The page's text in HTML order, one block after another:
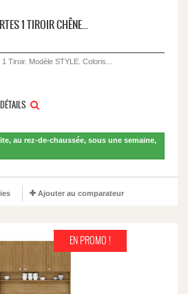
1 TIROIR CHÊNE...
Tiroir. Modèle STYLE. Coloris...
DÉTAILS
au rez-de-chaussée, sous une semaine,
Ajouter au comparateur
EN PROMO !